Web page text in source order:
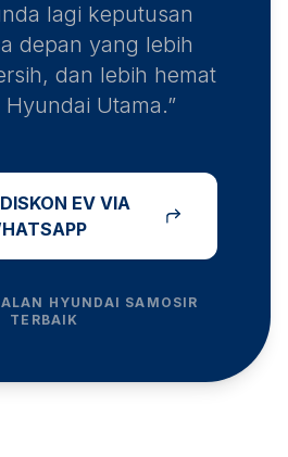
lagi keputusan
depan yang lebih
dan lebih hemat
Hyundai Utama.”
EV VIA
HYUNDAI SAMOSIR
TERBAIK